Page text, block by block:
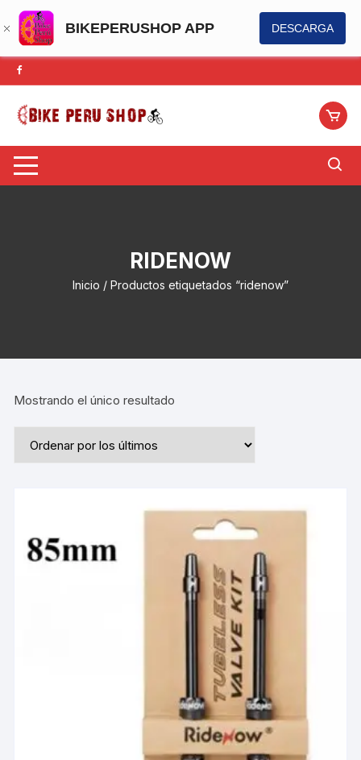
BIKEPERUSHOP APP DESCARGA
Saltar
al
contenido
RIDENOW
Inicio / Productos etiquetados “ridenow”
Mostrando el único resultado